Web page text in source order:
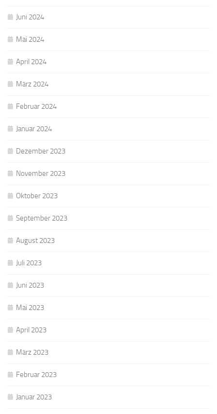
Juni 2024
Mai 2024
April 2024
März 2024
Februar 2024
Januar 2024
Dezember 2023
November 2023
Oktober 2023
September 2023
August 2023
Juli 2023
Juni 2023
Mai 2023
April 2023
März 2023
Februar 2023
Januar 2023